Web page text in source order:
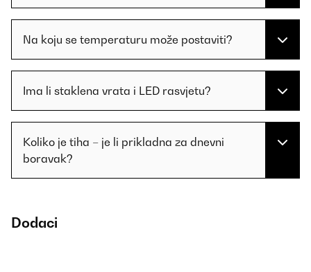
Na koju se temperaturu može postaviti?
Ima li staklena vrata i LED rasvjetu?
Koliko je tiha – je li prikladna za dnevni
boravak?
Dodaci